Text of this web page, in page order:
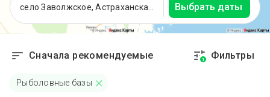
Выбрать даты
Сначала рекомендуемые 1 Фильтры
Рыболовные базы